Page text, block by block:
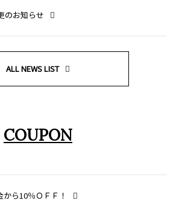
のお知らせ
ALL NEWS LIST
COUPON
ら10％ＯＦＦ！